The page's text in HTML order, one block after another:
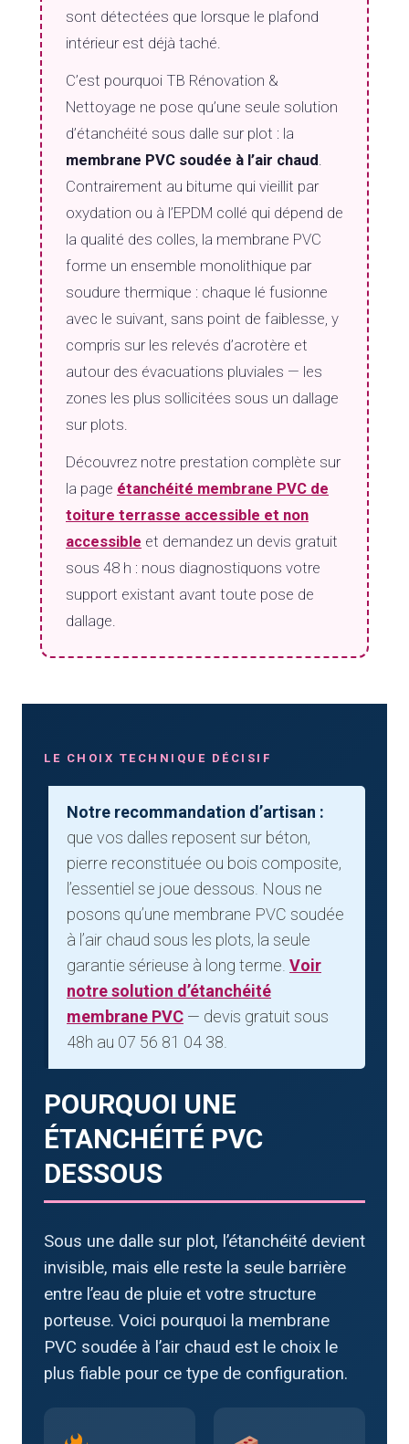
sont détectées que lorsque le plafond
intérieur est déjà taché.
C’est pourquoi TB Rénovation &
Nettoyage ne pose qu’une seule solution
d’étanchéité sous dalle sur plot : la
membrane PVC soudée à l’air chaud.
Contrairement au bitume qui vieillit par
oxydation ou à l’EPDM collé qui dépend de
la qualité des colles, la membrane PVC
forme un ensemble monolithique par
soudure thermique : chaque lé fusionne
avec le suivant, sans point de faiblesse, y
compris sur les relevés d’acrotère et
autour des évacuations pluviales — les
zones les plus sollicitées sous un dallage
sur plots.
Découvrez notre prestation complète sur
la page étanchéité membrane PVC de
toiture terrasse accessible et non
accessible et demandez un devis gratuit
sous 48 h : nous diagnostiquons votre
support existant avant toute pose de
dallage.
LE CHOIX TECHNIQUE DÉCISIF
Notre recommandation d’artisan :
que vos dalles reposent sur béton,
pierre reconstituée ou bois composite,
l’essentiel se joue dessous. Nous ne
posons qu’une membrane PVC soudée
à l’air chaud sous les plots, la seule
garantie sérieuse à long terme. Voir
notre solution d’étanchéité
membrane PVC — devis gratuit sous
48h au 07 56 81 04 38.
POURQUOI UNE
ÉTANCHÉITÉ PVC
DESSOUS
Sous une dalle sur plot, l’étanchéité devient
invisible, mais elle reste la seule barrière
entre l’eau de pluie et votre structure
porteuse. Voici pourquoi la membrane
PVC soudée à l’air chaud est le choix le
plus fiable pour ce type de configuration.